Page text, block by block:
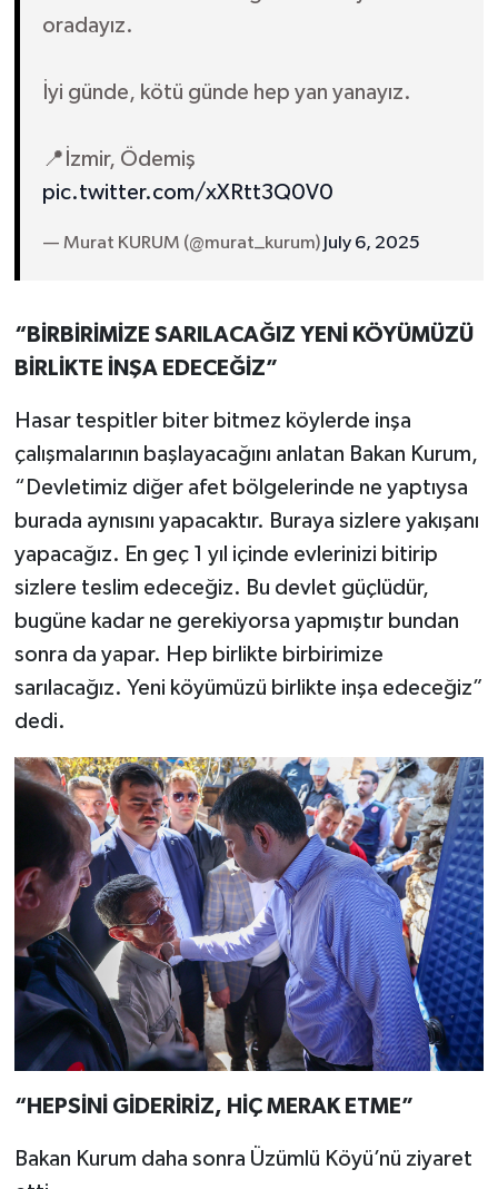
oradayız.
İyi günde, kötü günde hep yan yanayız.
📍İzmir, Ödemiş
pic.twitter.com/xXRtt3Q0V0
— Murat KURUM (@murat_kurum) July 6, 2025
“BİRBİRİMİZE SARILACAĞIZ YENİ KÖYÜMÜZÜ
BİRLİKTE İNŞA EDECEĞİZ”
Hasar tespitler biter bitmez köylerde inşa
çalışmalarının başlayacağını anlatan Bakan Kurum,
“Devletimiz diğer afet bölgelerinde ne yaptıysa
burada aynısını yapacaktır. Buraya sizlere yakışanı
yapacağız. En geç 1 yıl içinde evlerinizi bitirip
sizlere teslim edeceğiz. Bu devlet güçlüdür,
bugüne kadar ne gerekiyorsa yapmıştır bundan
sonra da yapar. Hep birlikte birbirimize
sarılacağız. Yeni köyümüzü birlikte inşa edeceğiz”
dedi.
“HEPSİNİ GİDERİRİZ, HİÇ MERAK ETME”
Bakan Kurum daha sonra Üzümlü Köyü’nü ziyaret